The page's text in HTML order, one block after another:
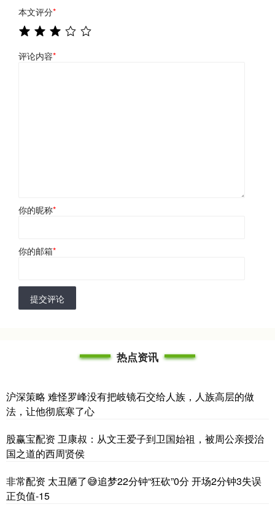
本文评分*
评论内容*
你的昵称*
你的邮箱*
提交评论
热点资讯
沪深策略 难怪罗峰没有把岐镜石交给人族，人族高层的做
法，让他彻底寒了心
股赢宝配资 卫康叔：从文王爱子到卫国始祖，被周公亲授治
国之道的西周贤侯
非常配资 太丑陋了😅追梦22分钟“狂砍”0分 开场2分钟3失误
正负值-15